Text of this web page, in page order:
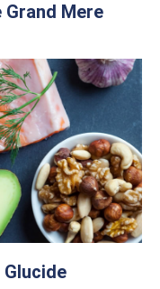
Grand Mere
Glucide